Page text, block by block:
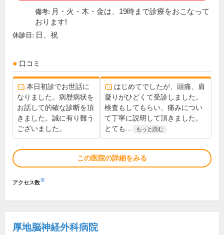
備考: 月・火・木・金は、19時まで診療をおこなって
おります!
休診日: 日、祝
口コミ
本日初診でお世話に
なりました。病歴病状を
お話して的確な診断を頂
きました。誠に有り難う
ございました。
はじめてでしたが、頭痛、肩
凝りがひどくて受診しました。
検査もしてもらい、痛みについ
て丁寧に説明して頂きました。
とても...
もっと読む
この医院の詳細をみる
アクセス数※
厚地脳神経外科病院